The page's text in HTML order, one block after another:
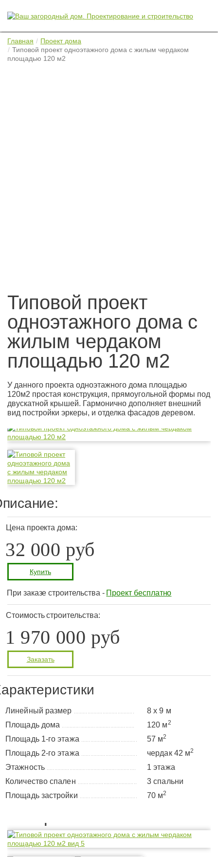
Главная
Проект дома
Типовой проект одноэтажного дома с жилым чердаком
площадью 120 м2
Типовой проект
одноэтажного дома с
жилым чердаком
площадью 120 м2
У данного проекта одноэтажного дома площадью
120м2 простая конструкция, прямоугольной формы под
двускатной крышей. Гармонично дополняет внешний
вид постройки эркеры, и отделка фасадов деревом.
Цена проекта дома:
32 000 руб
Купить
При заказе строительства - Проект бесплатно
Стоимость строительства:
1 970 000 руб
Заказать
Линейный размер
8 х 9 м
Площадь дома
120 м2
Площадь 1-го этажа 57 м2
Площадь 2-го этажа чердак 42 м2
Этажность
1 этажа
Количество спален
3 спальни
Площадь застройки
70 м2